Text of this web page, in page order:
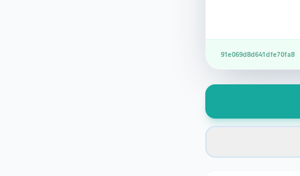
91e069d8d641dfe70fa8